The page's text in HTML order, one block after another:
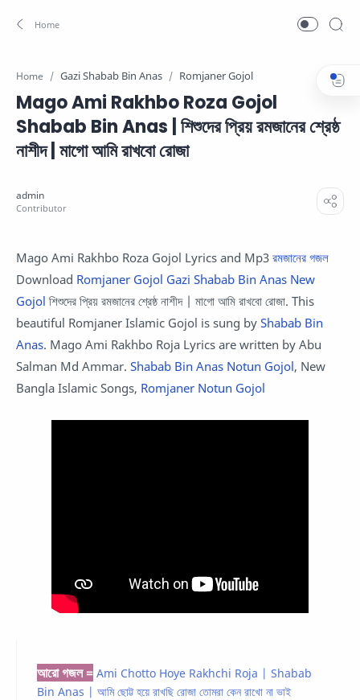
Home Gazi Shabab Bin Anas Romjaner Gojol
Mago Ami Rakhbo Roza Gojol
Shabab Bin Anas | শিশুদের প্রিয় রমজানের শ্রেষ্ঠ
নাশীদ | মাগো আমি রাখবো রোজা
Mago Ami Rakhbo Roza Gojol Lyrics and Mp3 রমজানের গজল
Download Romjaner Gojol Gazi Shabab Bin Anas New
Gojol শিশুদের প্রিয় রমজানের শ্রেষ্ঠ নাশীদ | মাগো আমি রাখবো রোজা. This
beautiful Romjaner Islamic Gojol is sung by Shabab Bin
Anas. Mago Ami Rakhbo Roja Lyrics are written by Abu
Salman Md Ammar. Shabab Bin Anas Notun Gojol, New
Bangla Islamic Songs, Romjaner Notun Gojol
আরো গজল = Ami Chotto Hoye Rakhchi Roja | Shabab
Bin Anas | আমি ছোট্ট হয়ে রাখছি রোজা তোমরা কেন রাখো না ভাই